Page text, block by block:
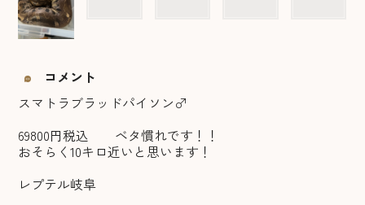
コメント
スマトラブラッドパイソン♂
69800円税込 ベタ慣れです！！
おそらく10キロ近いと思います！
レプテル岐阜